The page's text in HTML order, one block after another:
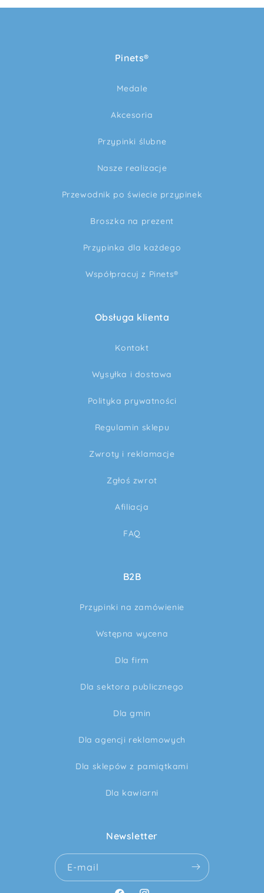
Pinets®
Medale
Akcesoria
Przypinki ślubne
Nasze realizacje
Przewodnik po świecie przypinek
Broszka na prezent
Przypinka dla każdego
Współpracuj z Pinets®
Obsługa klienta
Kontakt
Wysyłka i dostawa
Polityka prywatności
Regulamin sklepu
Zwroty i reklamacje
Zgłoś zwrot
Afiliacja
FAQ
B2B
Przypinki na zamówienie
Wstępna wycena
Dla firm
Dla sektora publicznego
Dla gmin
Dla agencji reklamowych
Dla sklepów z pamiątkami
Dla kawiarni
Newsletter
E-mail